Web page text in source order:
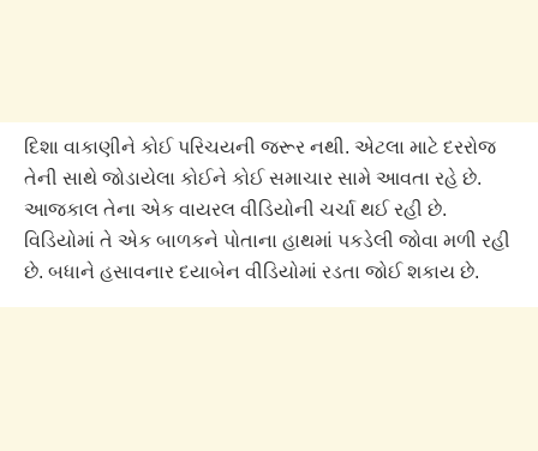
દિશા વાકાણીને કોઈ પરિચયની જરૂર નથી. એટલા માટે દરરોજ
તેની સાથે જોડાયેલા કોઈને કોઈ સમાચાર સામે આવતા રહે છે.
આજકાલ તેના એક વાયરલ વીડિયોની ચર્ચા થઈ રહી છે.
વિડિયોમાં તે એક બાળકને પોતાના હાથમાં પકડેલી જોવા મળી રહી
છે. બધાને હસાવનાર દયાબેન વીડિયોમાં રડતા જોઈ શકાય છે.